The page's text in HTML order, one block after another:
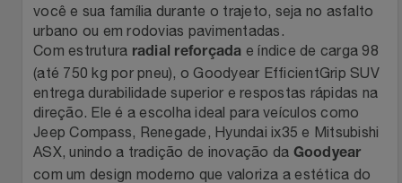
Móveis
Natal
Notebooks E Tablet
Óculos
Multi
Natura
Netshoes
Oster
Topstore
você e sua família durante o trajeto, seja no asfalto
urbano ou em rodovias pavimentadas.
Com estrutura radial reforçada e índice de carga 98
(até 750 kg por pneu), o Goodyear EfficientGrip SUV
entrega durabilidade superior e respostas rápidas na
direção. Ele é a escolha ideal para veículos como
Jeep Compass, Renegade, Hyundai ix35 e Mitsubishi
ASX, unindo a tradição de inovação da Goodyear
com um design moderno que valoriza a estética do